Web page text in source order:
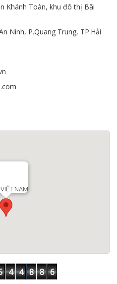
Khánh Toàn, khu đô thị Bãi
Ninh, P.Quang Trung, TP.Hải
NAM
4 4 8 8 6